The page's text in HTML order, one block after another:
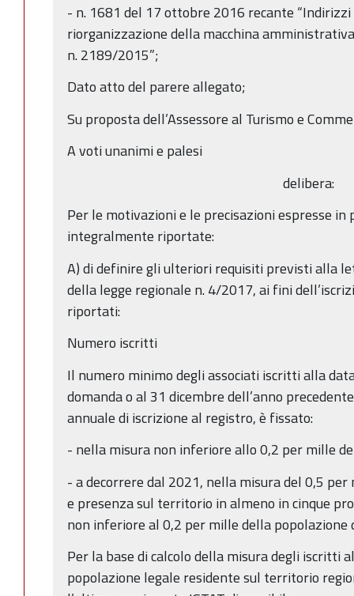
- n. 1681 del 17 ottobre 2016 recante
riorganizzazione della macchina
n. 2189/2015”;
Dato atto del parere allegato;
Su proposta dell’Assessore al Turismo e
A voti unanimi e palesi
delibera:
Per le motivazioni e le precisazioni espresse in
integralmente riportate:
A) di definire gli ulteriori requisiti previsti alla
della legge regionale n. 4/2017, ai fini
riportati:
Numero iscritti
Il numero minimo degli associati iscritti alla
domanda o al 31 dicembre dell’anno
annuale di iscrizione al registro, è fissato:
- nella misura non inferiore allo 0,2 per mille
- a decorrere dal 2021, nella misura del 0,5
e presenza sul territorio in almeno in cinque
non inferiore al 0,2 per mille della popolazione
Per la base di calcolo della misura degli iscritti
popolazione legale residente sul territorio